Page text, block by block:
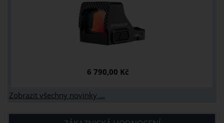
6 790,00 Kč
Zobrazit všechny novinky ...